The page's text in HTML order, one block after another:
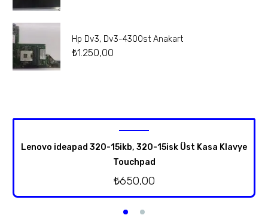
Hp Dv3, Dv3-4300st Anakart
₺1.250,00
Lenovo ideapad 320-15ikb, 320-15isk Üst Kasa Klavye
Touchpad
₺650,00